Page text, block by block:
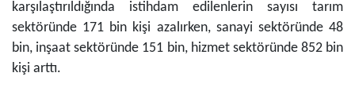
karşılaştırıldığında istihdam edilenlerin sayısı tarım
sektöründe 171 bin kişi azalırken, sanayi sektöründe 48
bin, inşaat sektöründe 151 bin, hizmet sektöründe 852 bin
kişi arttı.